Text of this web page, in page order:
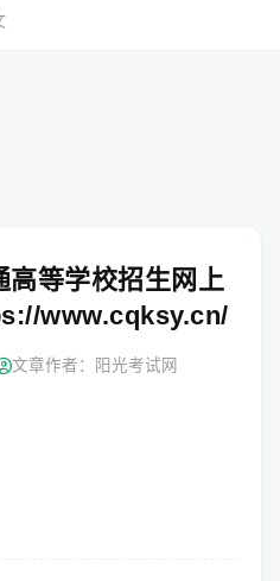
高等学校招生网上
www.cqksy.cn/
文章作者：阳光考试网